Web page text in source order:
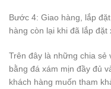
Bước 4: Giao hàng, lắp
hàng còn lại khi đã lắp đặt
Trên đây là những chia sẻ
bằng đá xám mịn đầy đủ
khách hàng muốn tham